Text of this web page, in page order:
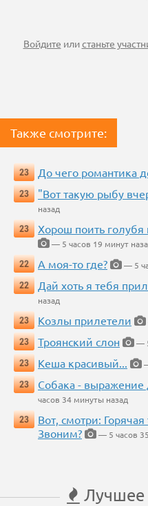
Войдите илистаньте
Также смотрите:
23 До чего романтика
23
"Вот такую рыбу
назад
23
Хорош поить
— 5 часов 19 минут
22
А моя-то где?
— 5
22
Дай хоть я тебя
назад
23
Козлы прилетели
23
Троянский слон
—
23
Кеша красивый...
23
Собака - выражение
часов 34 минуты назад
23
Вот, смотри:
Звоним?
— 5 часов
Лучшее